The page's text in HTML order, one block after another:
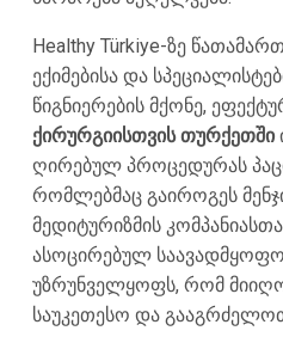
Healthy Türkiye-ზე
ექიმებისა და
წიგნიერების მქონე,
ქირურგიისთვის თურქეთში
ღირებულ პროცედურას
რომლებმაც გაიროგეს
მედიტურიზმის
ასოცირებულ
უზრუნველყოფს, რომ
საუკეთესო და